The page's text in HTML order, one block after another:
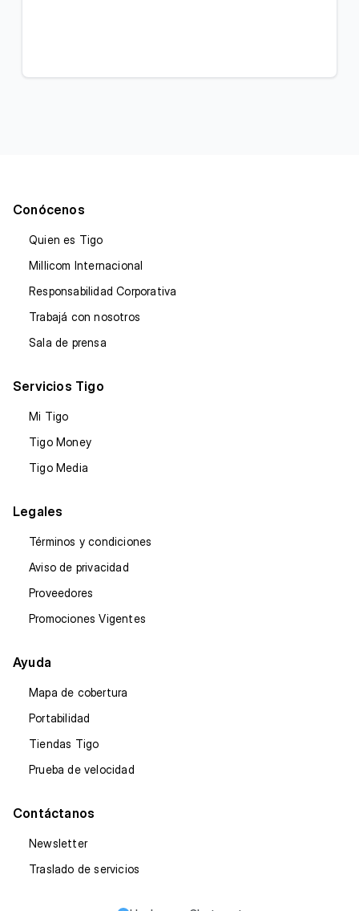
Conócenos
Quien es Tigo
Millicom Internacional
Responsabilidad Corporativa
Trabajá con nosotros
Sala de prensa
Servicios Tigo
Mi Tigo
Tigo Money
Tigo Media
Legales
Términos y condiciones
Aviso de privacidad
Proveedores
Promociones Vigentes
Ayuda
Mapa de cobertura
Portabilidad
Tiendas Tigo
Prueba de velocidad
Contáctanos
Newsletter
Traslado de servicios